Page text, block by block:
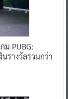
PUBG:
รางวัลรวมกว่า